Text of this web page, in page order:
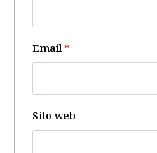
Email *
Sito web